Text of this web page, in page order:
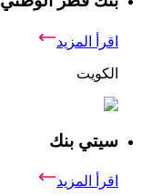
اقرأ المزيد
الكويت
سيتي بنك
اقرأ المزيد